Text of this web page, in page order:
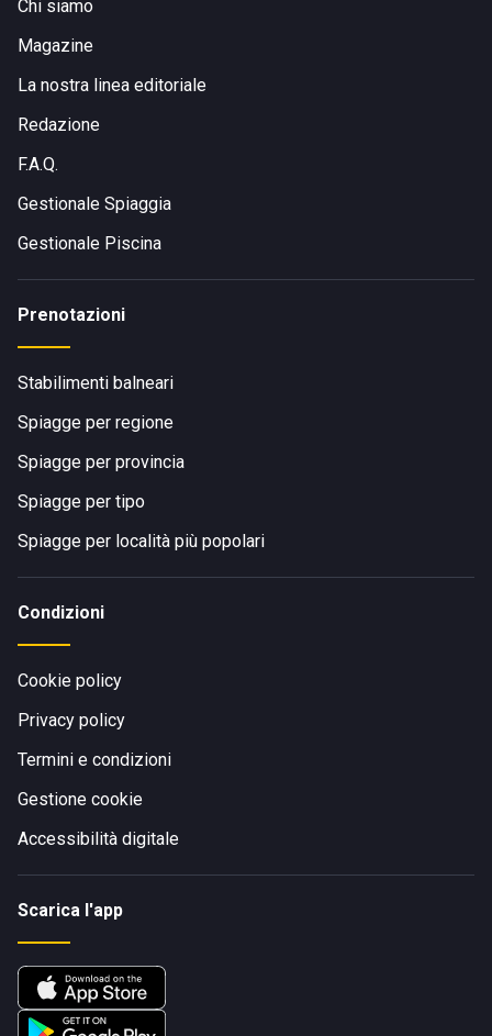
Chi siamo
Magazine
La nostra linea editoriale
Redazione
F.A.Q.
Gestionale Spiaggia
Gestionale Piscina
Prenotazioni
Stabilimenti balneari
Spiagge per regione
Spiagge per provincia
Spiagge per tipo
Spiagge per località più popolari
Condizioni
Cookie policy
Privacy policy
Termini e condizioni
Gestione cookie
Accessibilità digitale
Scarica l'app